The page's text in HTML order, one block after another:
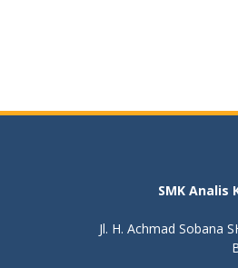
SMK Analis
Jl. H. Achmad Sobana